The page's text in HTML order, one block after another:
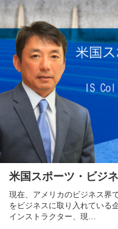
米国スポーツ・ビジ
現在、アメリカのビジネス界
をビジネスに取り入れている
インストラクター、現…